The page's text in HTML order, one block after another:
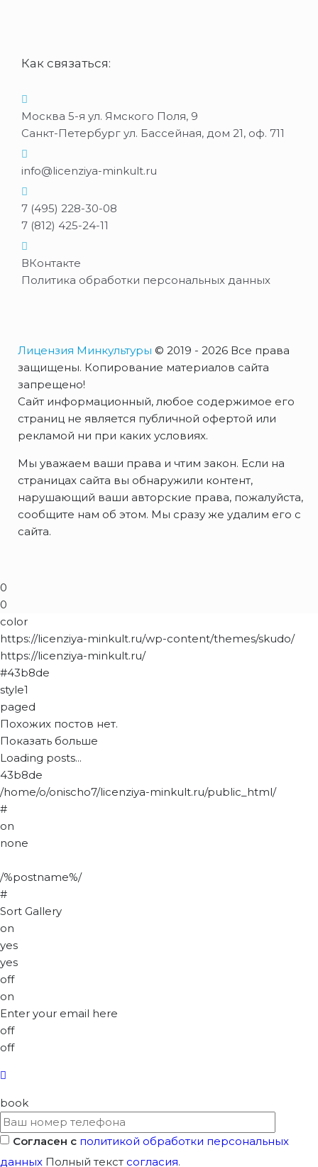
Как связаться:
Москва 5-я ул. Ямского Поля, 9
Санкт-Петербург ул. Бассейная, дом 21, оф. 711
info@licenziya-minkult.ru
7 (495) 228-30-08
7 (812) 425-24-11
ВКонтакте
Политика обработки персональных данных
Лицензия Минкультуры © 2019 - 2026 Все права
защищены. Копирование материалов сайта
запрещено!
Сайт информационный, любое содержимое его
страниц не является публичной офертой или
рекламой ни при каких условиях.
Мы уважаем ваши права и чтим закон. Если на
страницах сайта вы обнаружили контент,
нарушающий ваши авторские права, пожалуйста,
сообщите нам об этом. Мы сразу же удалим его с
сайта.
0
0
color
https://licenziya-minkult.ru/wp-content/themes/skudo/
https://licenziya-minkult.ru/
#43b8de
style1
paged
Похожих постов нет.
Показать больше
Loading posts...
43b8de
/home/o/onischo7/licenziya-minkult.ru/public_html/
#
on
none
/%postname%/
#
Sort Gallery
on
yes
yes
off
on
Enter your email here
off
off
book
Согласен с политикой обработки персональных
данных Полный текст согласия.